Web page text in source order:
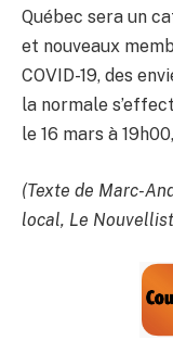
Québec sera un
et nouveaux
COVID-19, des
la normale
le 16 mars à
(Texte de Marc-
local, Le